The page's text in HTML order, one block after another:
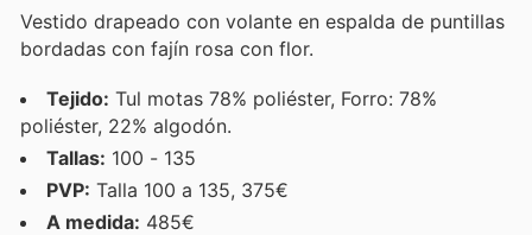
Vestido drapeado con volante en espalda de puntillas
bordadas con fajín rosa con flor.
Tejido: Tul motas 78% poliéster, Forro: 78%
poliéster, 22% algodón.
Tallas: 100 - 135
PVP: Talla 100 a 135, 375€
A medida: 485€